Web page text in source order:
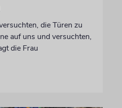
die Türen zu
auf uns und versuchten,
die Frau